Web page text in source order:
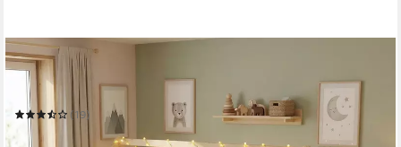
ECOMI
Kinderbett Hausbett, Rausfallschutz, Lattenrost, 90x200 &
80x160, Weiß & Natur
(19)
ab 123,99 €